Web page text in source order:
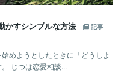
かすシンプルな方法
記事
めようとしたときに「どうしよ
じつは恋愛相談...